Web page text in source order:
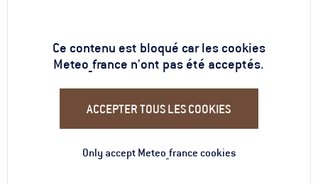
Ce contenu est bloqué car les cookies
Meteo_france n'ont pas été acceptés.
ACCEPTER TOUS LES COOKIES
Only accept Meteo_france cookies